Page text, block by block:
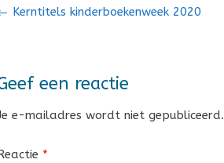
Kerntitels kinderboekenweek 2020
een reactie
e-mailadres wordt niet gepubliceerd.
*